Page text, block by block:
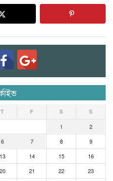
T F S S
1
2
6 7 8
9
13 14 15
16
20 21 22
23